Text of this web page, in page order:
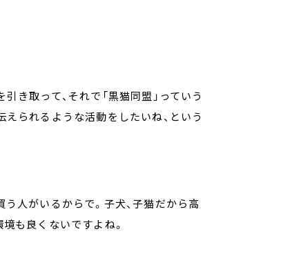
き取って、それで「黒猫同盟」っていう
られるような活動をしたいね、という
人がいるからで。子犬、子猫だから高
も良くないですよね。